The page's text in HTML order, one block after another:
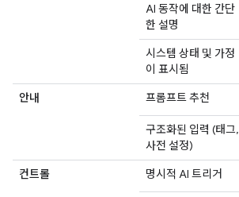
AI 동작에 대한 간단
한 설명
시스템 상태 및 가정
이 표시됨
안내 프롬프트 추천
구조화된 입력 (태그,
사전 설정)
컨트롤 명시적 AI 트리거